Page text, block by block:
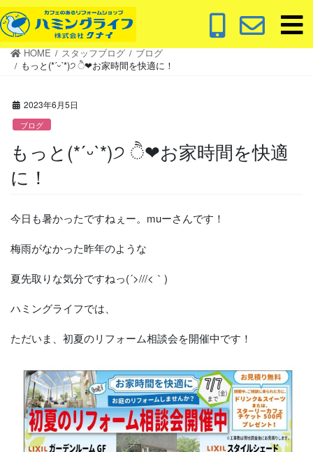
コ
ン
テ
ナ
ビ
ゲ
HOME スタッフブログ
ブログ
もっと(*ˊᵕˋ*)੭ ੈ❤︎お家時間を快適に！
2023年6月5日
ブログ
もっと(*ˊᵕˋ*)੭ ੈ❤︎お家時間を快適
に！
今日も暑かったですねぇー。muーさんです！
梅雨がなかった昨年のような
夏先取りな気分ですねっ(´>///<｀)
ハミングライフでは、
ただいま、初夏のリフォーム相談会を開催中です！